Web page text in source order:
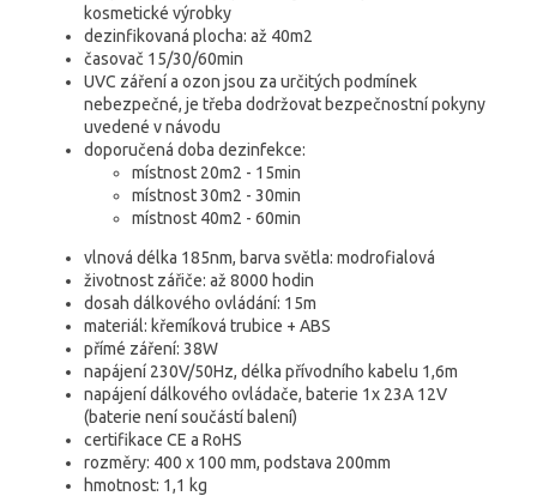
kosmetické výrobky
dezinfikovaná plocha: až 40m2
časovač 15/30/60min
UVC záření a ozon jsou za určitých podmínek
nebezpečné, je třeba dodržovat bezpečnostní pokyny
uvedené v návodu
doporučená doba dezinfekce:
místnost 20m2 - 15min
místnost 30m2 - 30min
místnost 40m2 - 60min
vlnová délka 185nm, barva světla: modrofialová
životnost zářiče: až 8000 hodin
dosah dálkového ovládání: 15m
materiál: křemíková trubice + ABS
přímé záření: 38W
napájení 230V/50Hz, délka přívodního kabelu 1,6m
napájení dálkového ovládače, baterie 1x 23A 12V
(baterie není součástí balení)
certifikace CE a RoHS
rozměry: 400 x 100 mm, podstava 200mm
hmotnost: 1,1 kg